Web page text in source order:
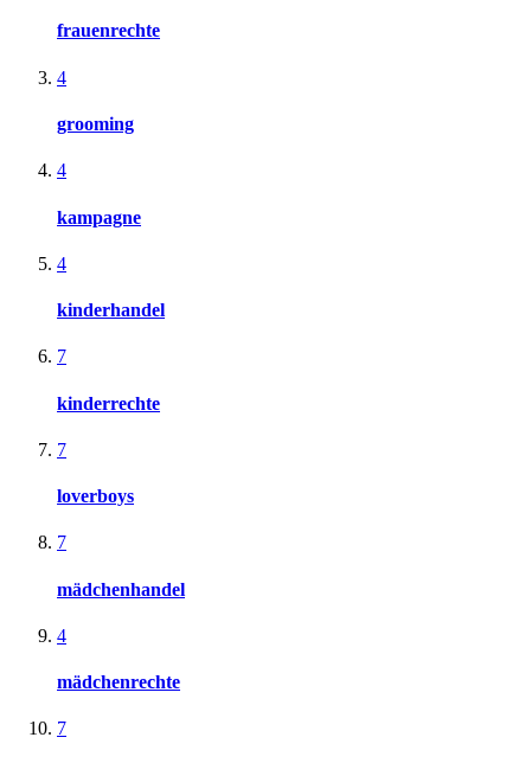
frauenrechte
4
grooming
4
kampagne
4
kinderhandel
7
kinderrechte
7
loverboys
7
mädchenhandel
4
mädchenrechte
7